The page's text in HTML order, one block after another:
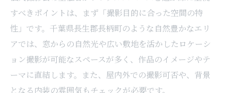
すべきポイントは、まず「撮影目的に合った空間の特
性」です。千葉県長生郡長柄町のような自然豊かなエリ
アでは、窓からの自然光や広い敷地を活かしたロケーシ
ョン撮影が可能なスペースが多く、作品のイメージやテ
ーマに直結します。また、屋内外での撮影可否や、背景
となる内装の雰囲気もチェックが必要です。